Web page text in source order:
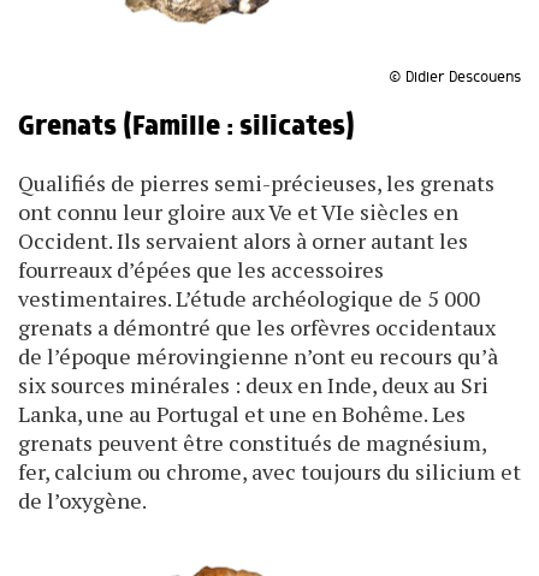
© Didier Descouens
Grenats (Famille : silicates)
Qualifiés de pierres semi-précieuses, les grenats
ont connu leur gloire aux Ve et VIe siècles en
Occident. Ils servaient alors à orner autant les
fourreaux d’épées que les accessoires
vestimentaires. L’étude archéologique de 5 000
grenats a démontré que les orfèvres occidentaux
de l’époque mérovingienne n’ont eu recours qu’à
six sources minérales : deux en Inde, deux au Sri
Lanka, une au Portugal et une en Bohême. Les
grenats peuvent être constitués de magnésium,
fer, calcium ou chrome, avec toujours du silicium et
de l’oxygène.